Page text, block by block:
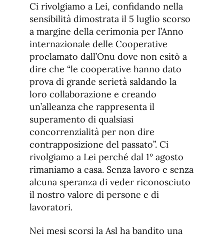
Ci rivolgiamo a Lei, confidando nella
sensibilità dimostrata il 5 luglio scorso
a margine della cerimonia per l’Anno
internazionale delle Cooperative
proclamato dall’Onu dove non esitò a
dire che “le cooperative hanno dato
prova di grande serietà saldando la
loro collaborazione e creando
un’alleanza che rappresenta il
superamento di qualsiasi
concorrenzialità per non dire
contrapposizione del passato”. Ci
rivolgiamo a Lei perché dal 1° agosto
rimaniamo a casa. Senza lavoro e senza
alcuna speranza di veder riconosciuto
il nostro valore di persone e di
lavoratori.
Nei mesi scorsi la Asl ha bandito una